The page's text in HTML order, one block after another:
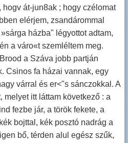
hogv át-jun8ak ; hogy czélomat
elérjem, zsandárommal
házba" légyottot adtam,
a váro«t szemléltem meg.
a Száva jobb partján
Csinos fa házai vannak, egy
várral és er<"s sánczokkal. A
melyet itt láttam következő : a
fezbe jár, a török fekete, a
bojttal, kék posztó nadrág a
bő, térden alul egész szűk,